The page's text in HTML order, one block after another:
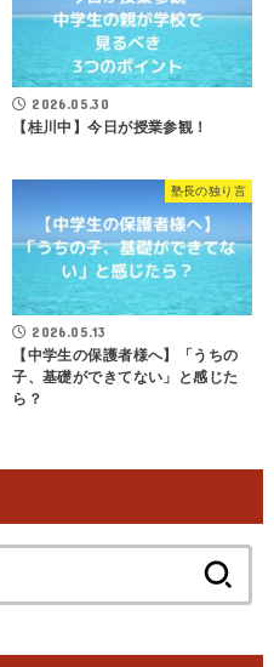
2026.05.30
【桂川中】今日が授業参観！
塾長の独り言
2026.05.13
【中学生の保護者様へ】「うちの
子、基礎ができてない」と感じた
ら？
索: